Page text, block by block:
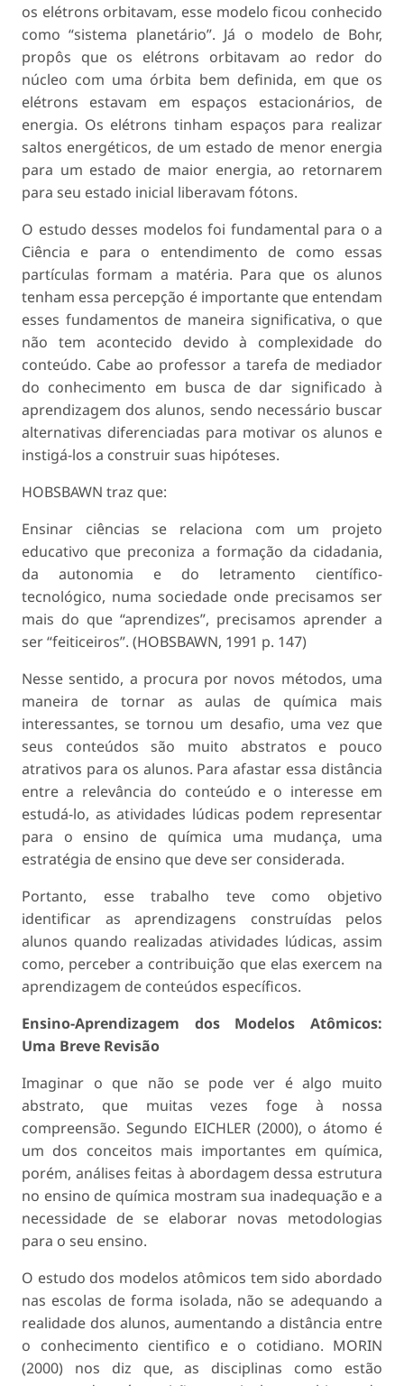
os elétrons orbitavam, esse modelo ficou conhecido
como “sistema planetário”. Já o modelo de Bohr,
propôs que os elétrons orbitavam ao redor do
núcleo com uma órbita bem definida, em que os
elétrons estavam em espaços estacionários, de
energia. Os elétrons tinham espaços para realizar
saltos energéticos, de um estado de menor energia
para um estado de maior energia, ao retornarem
para seu estado inicial liberavam fótons.
O estudo desses modelos foi fundamental para o a
Ciência e para o entendimento de como essas
partículas formam a matéria. Para que os alunos
tenham essa percepção é importante que entendam
esses fundamentos de maneira significativa, o que
não tem acontecido devido à complexidade do
conteúdo. Cabe ao professor a tarefa de mediador
do conhecimento em busca de dar significado à
aprendizagem dos alunos, sendo necessário buscar
alternativas diferenciadas para motivar os alunos e
instigá-los a construir suas hipóteses.
HOBSBAWN traz que:
Ensinar ciências se relaciona com um projeto
educativo que preconiza a formação da cidadania,
da autonomia e do letramento científico-
tecnológico, numa sociedade onde precisamos ser
mais do que “aprendizes”, precisamos aprender a
ser “feiticeiros”. (HOBSBAWN, 1991 p. 147)
Nesse sentido, a procura por novos métodos, uma
maneira de tornar as aulas de química mais
interessantes, se tornou um desafio, uma vez que
seus conteúdos são muito abstratos e pouco
atrativos para os alunos. Para afastar essa distância
entre a relevância do conteúdo e o interesse em
estudá-lo, as atividades lúdicas podem representar
para o ensino de química uma mudança, uma
estratégia de ensino que deve ser considerada.
Portanto, esse trabalho teve como objetivo
identificar as aprendizagens construídas pelos
alunos quando realizadas atividades lúdicas, assim
como, perceber a contribuição que elas exercem na
aprendizagem de conteúdos específicos.
Ensino-Aprendizagem dos Modelos Atômicos:
Uma Breve Revisão
Imaginar o que não se pode ver é algo muito
abstrato, que muitas vezes foge à nossa
compreensão. Segundo EICHLER (2000), o átomo é
um dos conceitos mais importantes em química,
porém, análises feitas à abordagem dessa estrutura
no ensino de química mostram sua inadequação e a
necessidade de se elaborar novas metodologias
para o seu ensino.
O estudo dos modelos atômicos tem sido abordado
nas escolas de forma isolada, não se adequando a
realidade dos alunos, aumentando a distância entre
o conhecimento cientifico e o cotidiano. MORIN
(2000) nos diz que, as disciplinas como estão